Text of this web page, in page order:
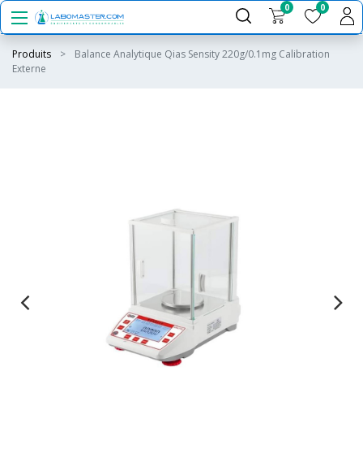
0 0
Produits
Balance Analytique Qias Sensity 220g/0.1mg Calibration
Externe